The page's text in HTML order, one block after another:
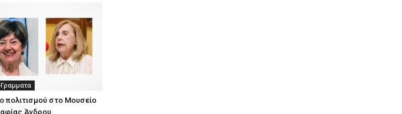
Γραμματα
πολιτισμού στο Μουσείο
Άνδρου